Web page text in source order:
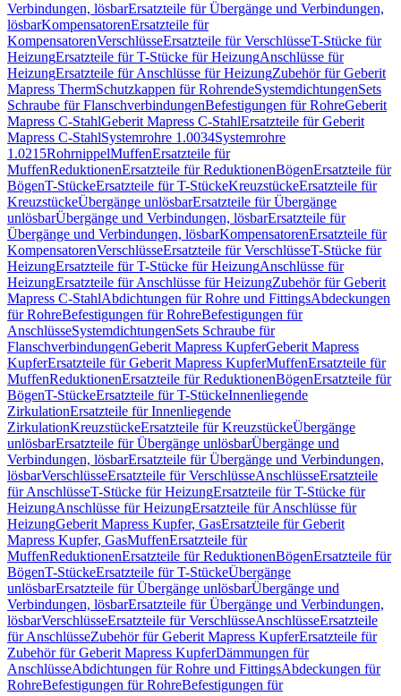
Verbindungen, lösbarErsatzteile für Übergänge und Verbindungen,
lösbarKompensatorenErsatzteile für
KompensatorenVerschlüsseErsatzteile für VerschlüsseT-Stücke für
HeizungErsatzteile für T-Stücke für HeizungAnschlüsse für
HeizungErsatzteile für Anschlüsse für HeizungZubehör für Geberit
Mapress ThermSchutzkappen für RohrendeSystemdichtungenSets
Schraube für FlanschverbindungenBefestigungen für RohreGeberit
Mapress C-StahlGeberit Mapress C-StahlErsatzteile für Geberit
Mapress C-StahlSystemrohre 1.0034Systemrohre
1.0215RohrnippelMuffenErsatzteile für
MuffenReduktionenErsatzteile für ReduktionenBögenErsatzteile für
BögenT-StückeErsatzteile für T-StückeKreuzstückeErsatzteile für
KreuzstückeÜbergänge unlösbarErsatzteile für Übergänge
unlösbarÜbergänge und Verbindungen, lösbarErsatzteile für
Übergänge und Verbindungen, lösbarKompensatorenErsatzteile für
KompensatorenVerschlüsseErsatzteile für VerschlüsseT-Stücke für
HeizungErsatzteile für T-Stücke für HeizungAnschlüsse für
HeizungErsatzteile für Anschlüsse für HeizungZubehör für Geberit
Mapress C-StahlAbdichtungen für Rohre und FittingsAbdeckungen
für RohreBefestigungen für RohreBefestigungen für
AnschlüsseSystemdichtungenSets Schraube für
FlanschverbindungenGeberit Mapress KupferGeberit Mapress
KupferErsatzteile für Geberit Mapress KupferMuffenErsatzteile für
MuffenReduktionenErsatzteile für ReduktionenBögenErsatzteile für
BögenT-StückeErsatzteile für T-StückeInnenliegende
ZirkulationErsatzteile für Innenliegende
ZirkulationKreuzstückeErsatzteile für KreuzstückeÜbergänge
unlösbarErsatzteile für Übergänge unlösbarÜbergänge und
Verbindungen, lösbarErsatzteile für Übergänge und Verbindungen,
lösbarVerschlüsseErsatzteile für VerschlüsseAnschlüsseErsatzteile
für AnschlüsseT-Stücke für HeizungErsatzteile für T-Stücke für
HeizungAnschlüsse für HeizungErsatzteile für Anschlüsse für
HeizungGeberit Mapress Kupfer, GasErsatzteile für Geberit
Mapress Kupfer, GasMuffenErsatzteile für
MuffenReduktionenErsatzteile für ReduktionenBögenErsatzteile für
BögenT-StückeErsatzteile für T-StückeÜbergänge
unlösbarErsatzteile für Übergänge unlösbarÜbergänge und
Verbindungen, lösbarErsatzteile für Übergänge und Verbindungen,
lösbarVerschlüsseErsatzteile für VerschlüsseAnschlüsseErsatzteile
für AnschlüsseZubehör für Geberit Mapress KupferErsatzteile für
Zubehör für Geberit Mapress KupferDämmungen für
AnschlüsseAbdichtungen für Rohre und FittingsAbdeckungen für
RohreBefestigungen für RohreBefestigungen für